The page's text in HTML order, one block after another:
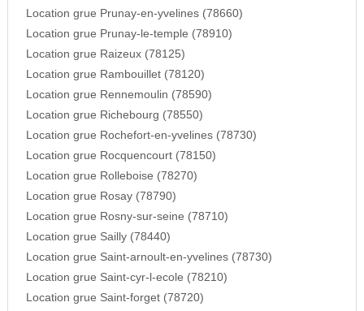
Location grue Prunay-en-yvelines (78660)
Location grue Prunay-le-temple (78910)
Location grue Raizeux (78125)
Location grue Rambouillet (78120)
Location grue Rennemoulin (78590)
Location grue Richebourg (78550)
Location grue Rochefort-en-yvelines (78730)
Location grue Rocquencourt (78150)
Location grue Rolleboise (78270)
Location grue Rosay (78790)
Location grue Rosny-sur-seine (78710)
Location grue Sailly (78440)
Location grue Saint-arnoult-en-yvelines (78730)
Location grue Saint-cyr-l-ecole (78210)
Location grue Saint-forget (78720)